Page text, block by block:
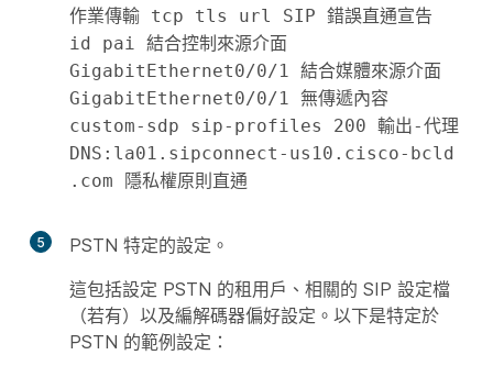
作業傳輸 tcp tls url SIP 錯誤直通宣告
id pai 結合控制來源介面
GigabitEthernet0/0/1 結合媒體來源介面
GigabitEthernet0/0/1 無傳遞內容
custom-sdp sip-profiles 200 輸出-代理
DNS:la01.sipconnect-us10.cisco-bcld
.com 隱私權原則直通
5
PSTN 特定的設定。
這包括設定 PSTN 的租用戶、相關的 SIP 設定檔
（若有）以及編解碼器偏好設定。以下是特定於
PSTN 的範例設定：